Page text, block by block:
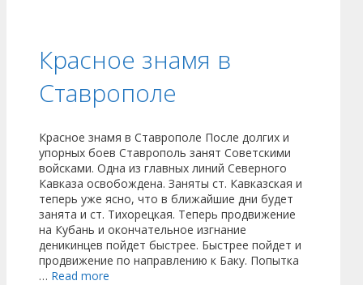
Красное знамя в
Ставрополе
Красное знамя в Ставрополе После долгих и
упорных боев Ставрополь занят Советскими
войсками. Одна из главных линий Северного
Кавказа освобождена. Заняты ст. Кавказская и
теперь уже ясно, что в ближайшие дни будет
занята и ст. Тихорецкая. Теперь продвижение
на Кубань и окончательное изгнание
деникинцев пойдет быстрее. Быстрее пойдет и
продвижение по направлению к Баку. Попытка
… Read more